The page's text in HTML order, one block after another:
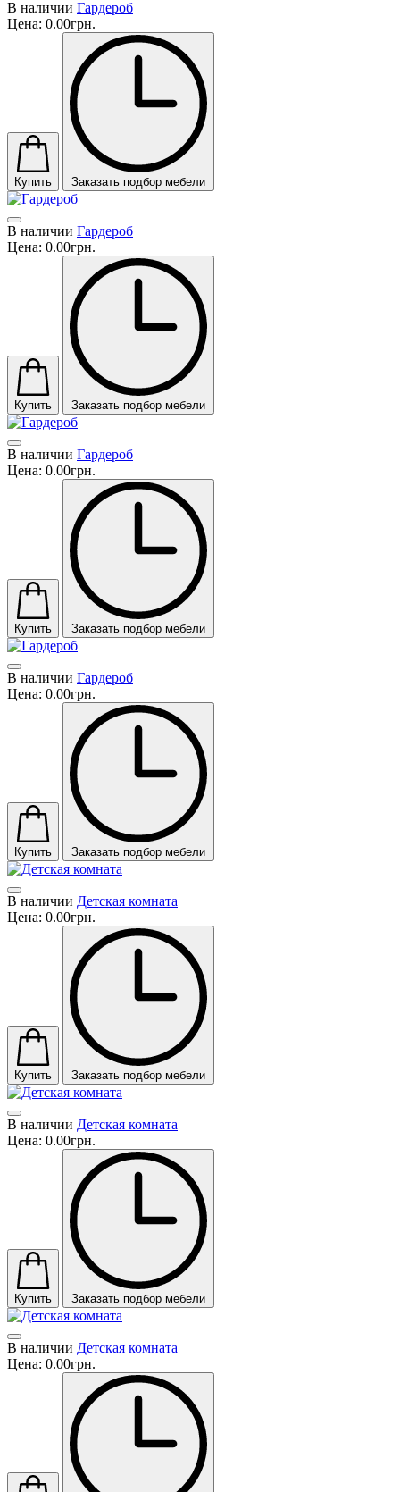
В наличии Гардероб
Цена: 0.00грн.
Купить Заказать подбор мебели
В наличии Гардероб
Цена: 0.00грн.
Купить Заказать подбор мебели
В наличии Гардероб
Цена: 0.00грн.
Купить Заказать подбор мебели
В наличии Гардероб
Цена: 0.00грн.
Купить Заказать подбор мебели
В наличии Детская комната
Цена: 0.00грн.
Купить Заказать подбор мебели
В наличии Детская комната
Цена: 0.00грн.
Купить Заказать подбор мебели
В наличии Детская комната
Цена: 0.00грн.